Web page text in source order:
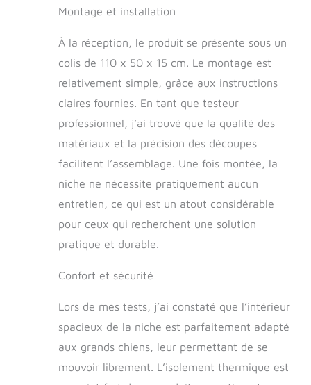
Montage et installation
À la réception, le produit se présente sous un
colis de 110 x 50 x 15 cm. Le montage est
relativement simple, grâce aux instructions
claires fournies. En tant que testeur
professionnel, j’ai trouvé que la qualité des
matériaux et la précision des découpes
facilitent l’assemblage. Une fois montée, la
niche ne nécessite pratiquement aucun
entretien, ce qui est un atout considérable
pour ceux qui recherchent une solution
pratique et durable.
Confort et sécurité
Lors de mes tests, j’ai constaté que l’intérieur
spacieux de la niche est parfaitement adapté
aux grands chiens, leur permettant de se
mouvoir librement. L’isolement thermique est